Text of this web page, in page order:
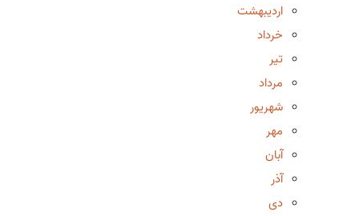
اردیبهشت
خرداد
تیر
مرداد
شهریور
مهر
آبان
آذر
دی